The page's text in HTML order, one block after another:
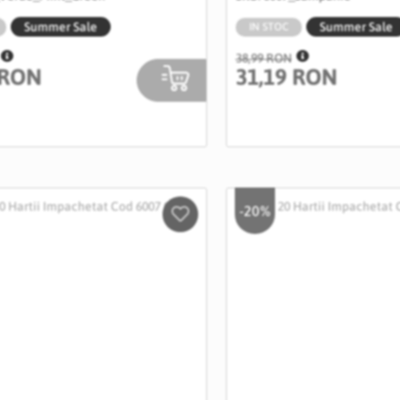
Summer Sale IN STOC Summer Sale
38,99 RON
31,19 RON
Salveaza
-20%